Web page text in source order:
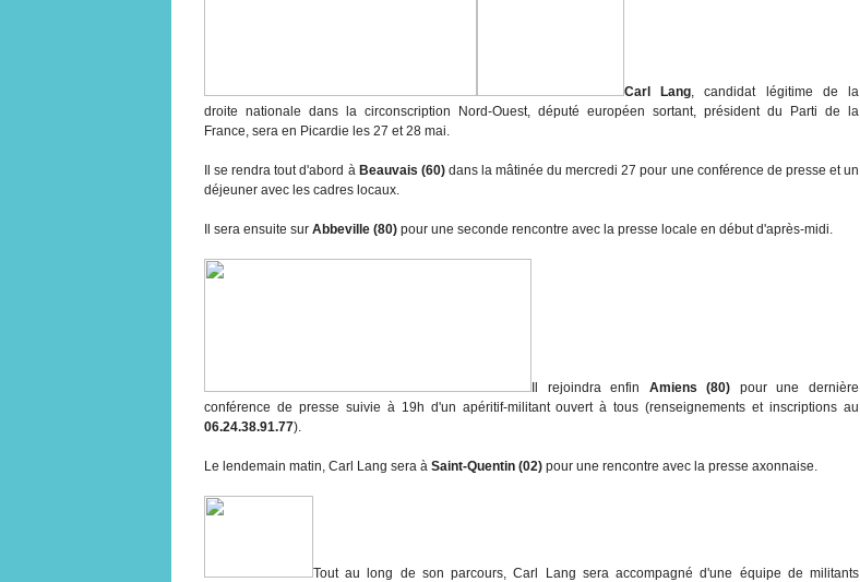
Carl Lang, candidat légitime de la
droite nationale dans la circonscription Nord-Ouest, député européen sortant, président du Parti de la
France, sera en Picardie les 27 et 28 mai.
Il se rendra tout d'abord à Beauvais (60)dans la mâtinée du mercredi 27 pour une conférence de presse et un
déjeuner avec les cadres locaux.
Il sera ensuite sur Abbeville (80) pour une seconde rencontre avec la presse locale en début d'après-midi.
Il rejoindra enfin Amiens (80) pour une dernière
conférence de presse suivie à 19h d'un apéritif-militant ouvert à tous (renseignements et inscriptions au
06.24.38.91.77).
Le lendemain matin, Carl Lang sera à Saint-Quentin (02) pour une rencontre avec la presse axonnaise.
Tout au long de son parcours, Carl Lang sera accompagné d'une équipe de militants